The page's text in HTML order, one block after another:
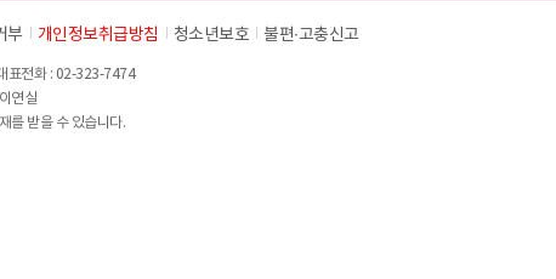
부 개인정보취급방침 청소년보호 불편∙고충신고
표전화 : 02-323-7474
연실
를 받을 수 있습니다.